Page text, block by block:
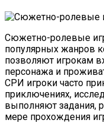
Сюжетно-ролевые
популярных жанров
позволяют игрокам
персонажа и
СРИ игроки часто
приключениях,
выполняют задания,
мере прохождения